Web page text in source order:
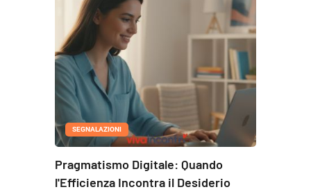
SEGNALAZIONI
Pragmatismo Digitale: Quando
l'Efficienza Incontra il Desiderio